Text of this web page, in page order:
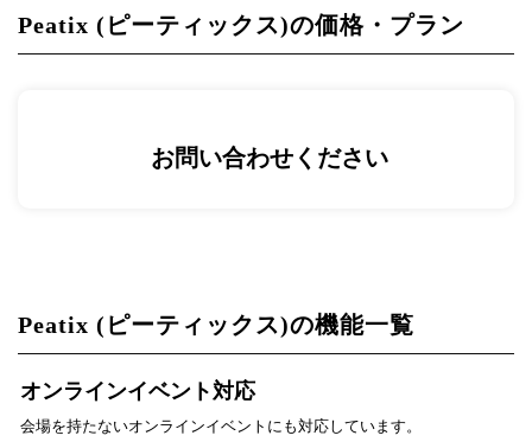
Peatix (ピーティックス)の価格・プラン
お問い合わせください
Peatix (ピーティックス)の機能一覧
オンラインイベント対応
会場を持たないオンラインイベントにも対応しています。